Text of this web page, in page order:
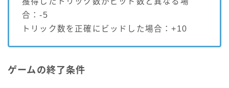
合：-5
トリック数を正確にビッドした場合：+10
ゲームの終了条件